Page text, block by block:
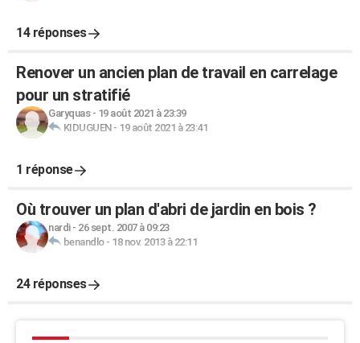
14 réponses
Renover un ancien plan de travail en carrelage
pour un stratifié
Garyquas- 19 août 2021 à 23:39
KIDUGUEN- 19 août 2021 à 23:41
1 réponse
Où trouver un plan d'abri de jardin en bois ?
nardi- 26 sept. 2007 à 09:23
benandlo- 18 nov. 2013 à 22:11
24 réponses